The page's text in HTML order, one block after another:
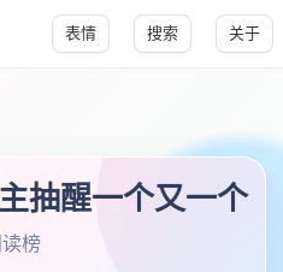
表情 搜索 关于
抽醒一个又一个
榜